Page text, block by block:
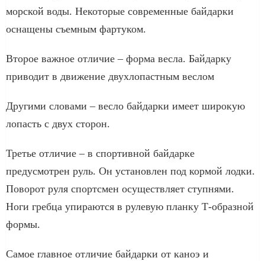
морской воды. Некоторые современные байдарки
оснащены съемным фартуком.
Второе важное отличие – форма весла. Байдарку
приводит в движение двухлопастным веслом
Другими словами – весло байдарки имеет широкую
лопасть с двух сторон.
Третье отличие – в спортивной байдарке
предусмотрен руль. Он установлен под кормой лодки.
Поворот руля спортсмен осуществляет ступнями.
Ноги гребца упираются в рулевую планку Т-образной
формы.
Самое главное отличие байдарки от каноэ и